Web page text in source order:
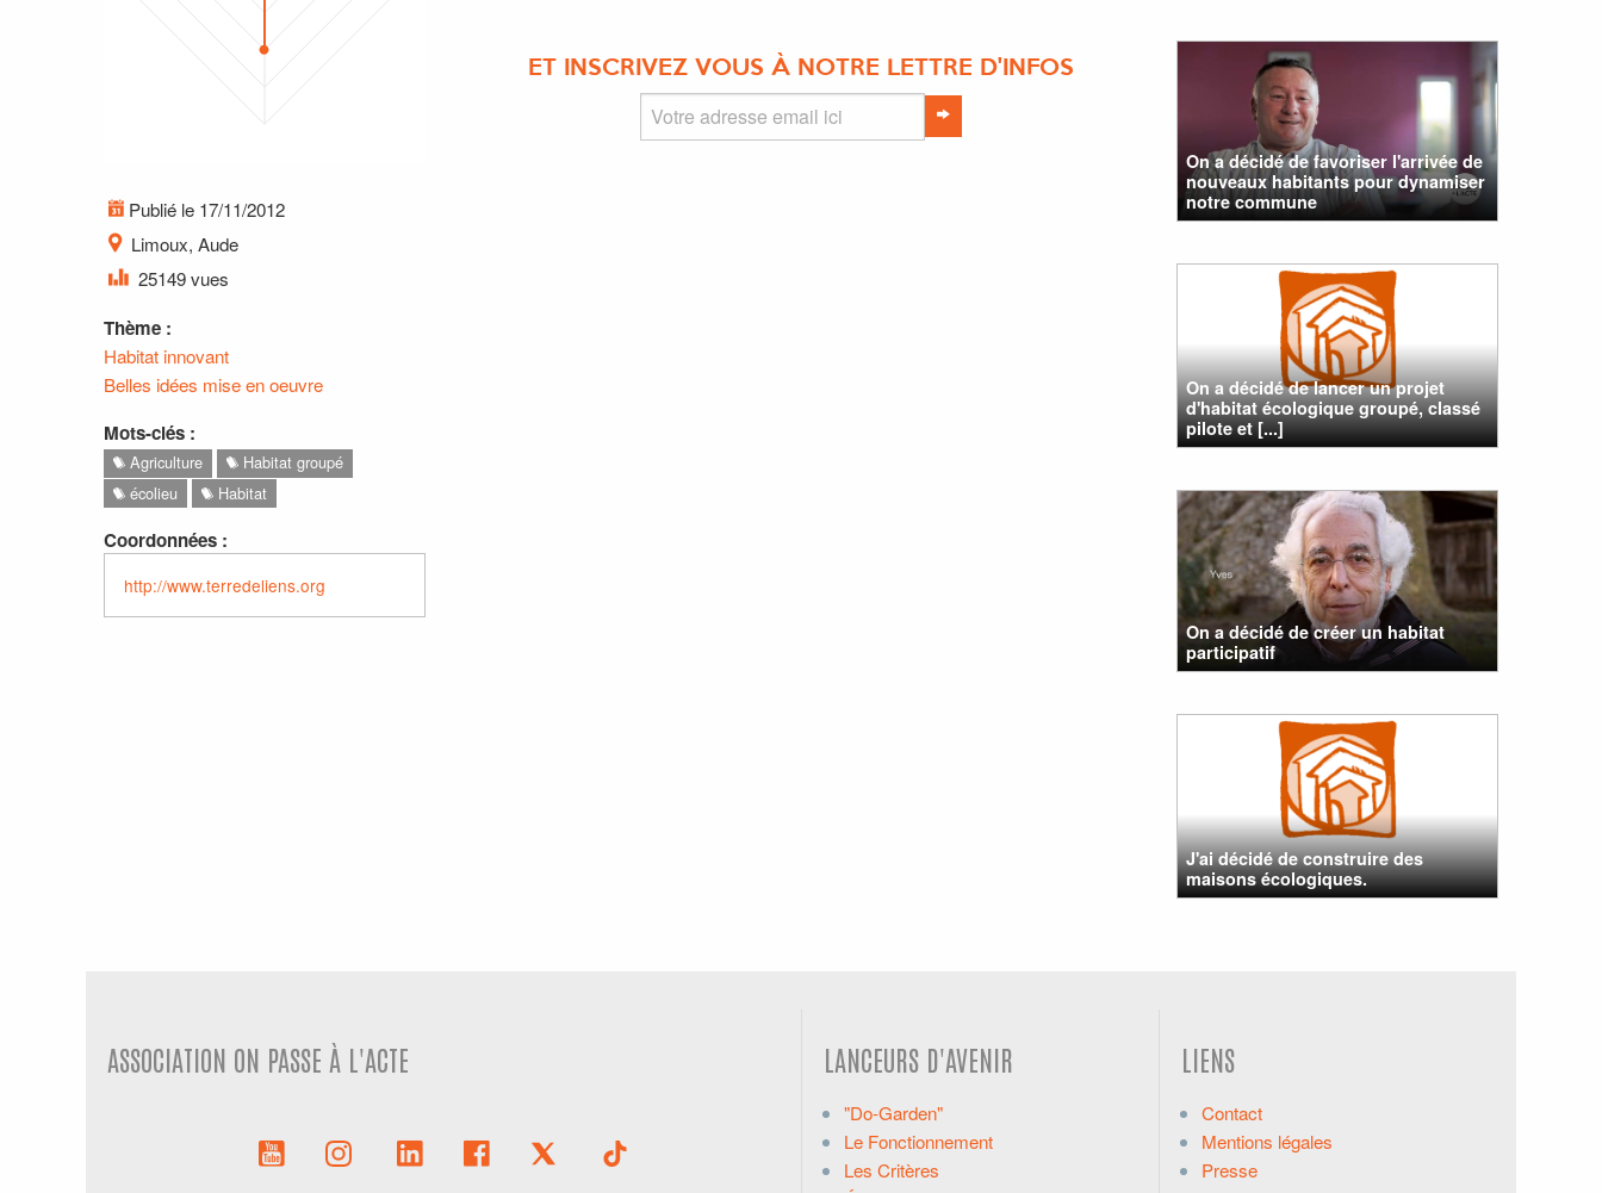
Publié le 17/11/2012
Limoux, Aude
25149 vues
Thème :
Habitat innovant
Belles idées mise en oeuvre
Mots-clés :
Agriculture
Habitat groupé
écolieu
Habitat
Coordonnées :
http://www.terredeliens.org
ET INSCRIVEZ VOUS À NOTRE LETTRE D'INFOS
On a décidé de favoriser l'arrivée de
nouveaux habitants pour dynamiser
notre commune
On a décidé de lancer un projet
d'habitat écologique groupé, classé
pilote et [...]
On a décidé de créer un habitat
participatif
J'ai décidé de construire des
maisons écologiques.
ASSOCIATION ON PASSE À L'ACTE LANCEURS D'AVENIR
"Do-Garden"
Le Fonctionnement
Les Critères
LIENS
Contact
Mentions légales
Presse